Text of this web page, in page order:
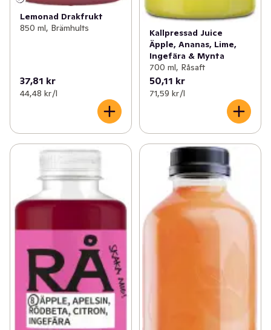
Lemonad Drakfrukt
850 ml, Brämhults
37,81 kr
44,48 kr /l
Kallpressad Juice
Äpple, Ananas, Lime,
Ingefära & Mynta
700 ml, Råsaft
50,11 kr
71,59 kr /l